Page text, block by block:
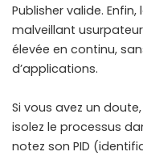
Publisher valide.
malveillant
élevée en continu,
d’applications.
Si vous avez un
isolez le processus
notez son PID